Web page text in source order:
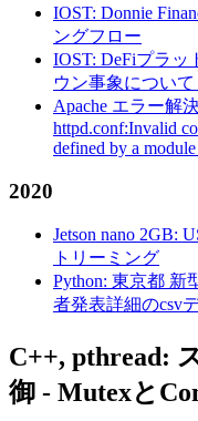
IOST: Donnie
ングフロー
IOST: DeFiプラッ
ウン事象につい
Apache エラー解
httpd.conf:Invalid
defined by a
2020
Jetson nano 2GB:
トリーミング
Python: 東京都 新
者発表詳細のcsv
C++, pthread:
御 - Mutexと